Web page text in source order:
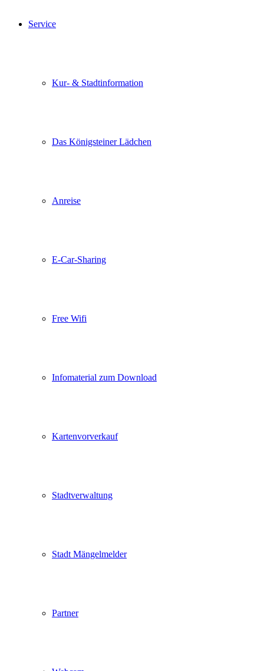
Service
Kur- & Stadtinformation
Das Königsteiner Lädchen
Anreise
E-Car-Sharing
Free Wifi
Infomaterial zum Download
Kartenvorverkauf
Stadtverwaltung
Stadt Mängelmelder
Partner